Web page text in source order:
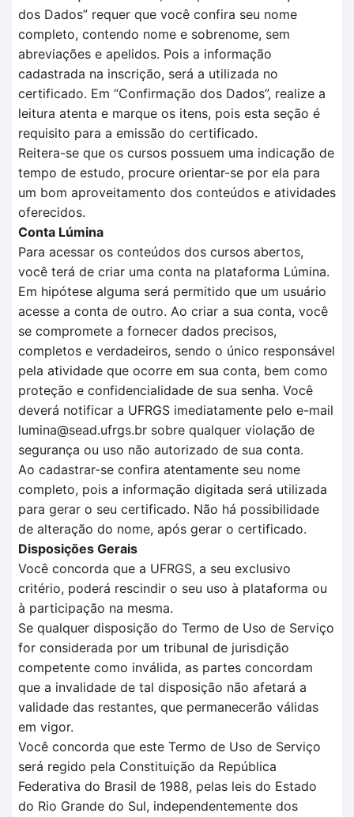
dos Dados” requer que você confira seu nome
completo, contendo nome e sobrenome, sem
abreviações e apelidos. Pois a informação
cadastrada na inscrição, será a utilizada no
certificado. Em “Confirmação dos Dados”, realize a
leitura atenta e marque os itens, pois esta seção é
requisito para a emissão do certificado.
Reitera-se que os cursos possuem uma indicação de
tempo de estudo, procure orientar-se por ela para
um bom aproveitamento dos conteúdos e atividades
oferecidos.
Conta Lúmina
Para acessar os conteúdos dos cursos abertos,
você terá de criar uma conta na plataforma Lúmina.
Em hipótese alguma será permitido que um usuário
acesse a conta de outro. Ao criar a sua conta, você
se compromete a fornecer dados precisos,
completos e verdadeiros, sendo o único responsável
pela atividade que ocorre em sua conta, bem como
proteção e confidencialidade de sua senha. Você
deverá notificar a UFRGS imediatamente pelo e-mail
lumina@sead.ufrgs.br sobre qualquer violação de
segurança ou uso não autorizado de sua conta.
Ao cadastrar-se confira atentamente seu nome
completo, pois a informação digitada será utilizada
para gerar o seu certificado. Não há possibilidade
de alteração do nome, após gerar o certificado.
Disposições Gerais
Você concorda que a UFRGS, a seu exclusivo
critério, poderá rescindir o seu uso à plataforma ou
à participação na mesma.
Se qualquer disposição do Termo de Uso de Serviço
for considerada por um tribunal de jurisdição
competente como inválida, as partes concordam
que a invalidade de tal disposição não afetará a
validade das restantes, que permanecerão válidas
em vigor.
Você concorda que este Termo de Uso de Serviço
será regido pela Constituição da República
Federativa do Brasil de 1988, pelas leis do Estado
do Rio Grande do Sul, independentemente dos